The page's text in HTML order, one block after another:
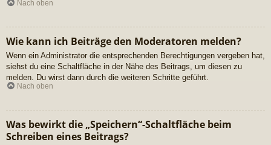
Nach oben
Wie kann ich Beiträge den Moderatoren melden?
Wenn ein Administrator die entsprechenden Berechtigungen vergeben hat,
siehst du eine Schaltfläche in der Nähe des Beitrags, um diesen zu
melden. Du wirst dann durch die weiteren Schritte geführt.
Nach oben
Was bewirkt die „Speichern“-Schaltfläche beim
Schreiben eines Beitrags?